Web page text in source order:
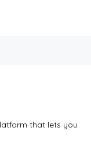
that lets you